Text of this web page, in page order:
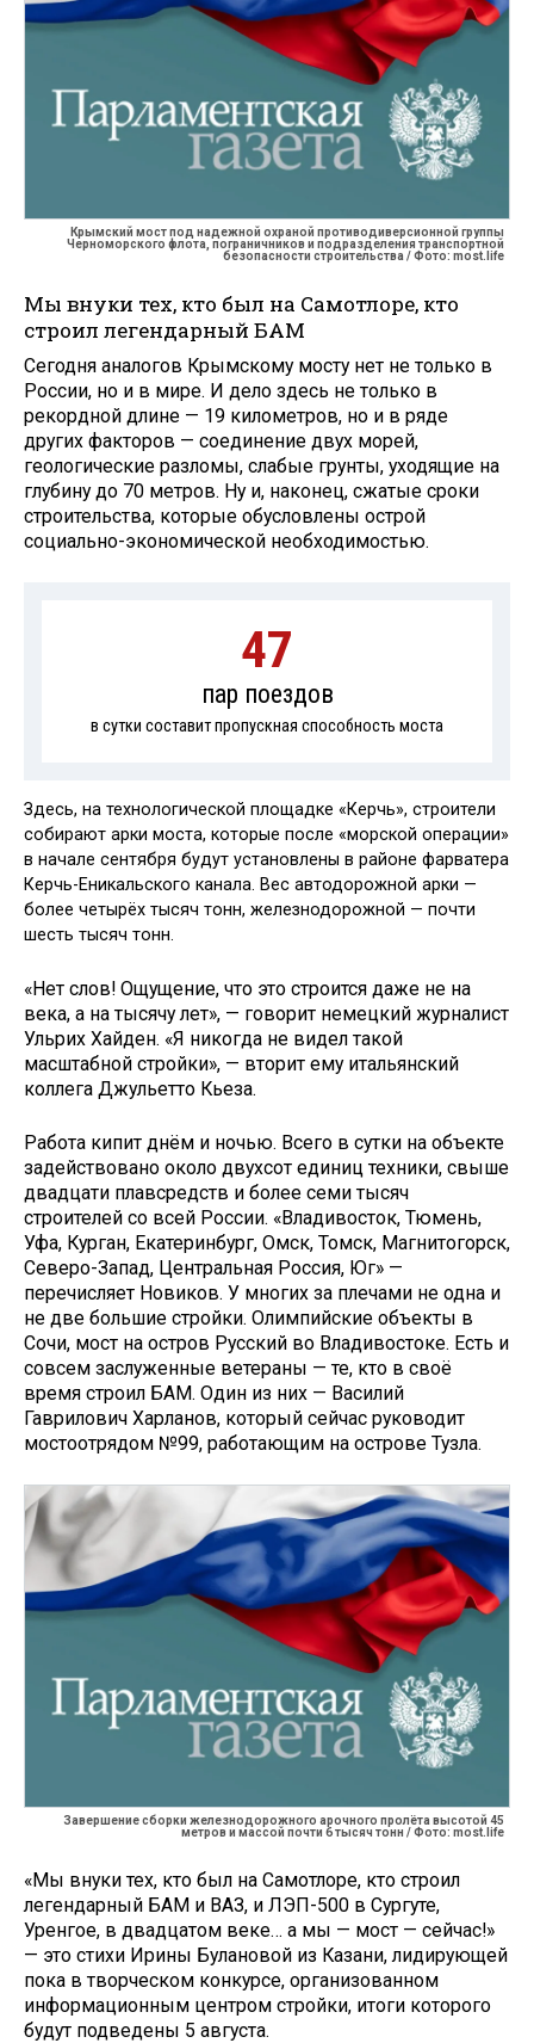
Крымский мост под надежной охраной противодиверсионной группы
Черноморского флота, пограничников и подразделения транспортной
безопасности строительства / Фото: most.life
Мы внуки тех, кто был на Самотлоре, кто
строил легендарный БАМ
Сегодня аналогов Крымскому мосту нет не только в
России, но и в мире. И дело здесь не только в
рекордной длине — 19 километров, но и в ряде
других факторов — соединение двух морей,
геологические разломы, слабые грунты, уходящие на
глубину до 70 метров. Ну и, наконец, сжатые сроки
строительства, которые обусловлены острой
социально-экономической необходимостью.
47
пар поездов
в сутки составит пропускная способность моста
Здесь, на технологической площадке «Керчь», строители
собирают арки моста, которые после «морской операции»
в начале сентября будут установлены в районе фарватера
Керчь-Еникальского канала. Вес автодорожной арки —
более четырёх тысяч тонн, железнодорожной — почти
шесть тысяч тонн.
«Нет слов! Ощущение, что это строится даже не на
века, а на тысячу лет», — говорит немецкий журналист
Ульрих Хайден. «Я никогда не видел такой
масштабной стройки», — вторит ему итальянский
коллега Джульетто Кьеза.
Работа кипит днём и ночью. Всего в сутки на объекте
задействовано около двухсот единиц техники, свыше
двадцати плавсредств и более семи тысяч
строителей со всей России. «Владивосток, Тюмень,
Уфа, Курган, Екатеринбург, Омск, Томск, Магнитогорск,
Северо-Запад, Центральная Россия, Юг» —
перечисляет Новиков. У многих за плечами не одна и
не две большие стройки. Олимпийские объекты в
Сочи, мост на остров Русский во Владивостоке. Есть и
совсем заслуженные ветераны — те, кто в своё
время строил БАМ. Один из них — Василий
Гаврилович Харланов, который сейчас руководит
мостоотрядом №99, работающим на острове Тузла.
Завершение сборки железнодорожного арочного пролёта высотой 45
метров и массой почти 6 тысяч тонн / Фото: most.life
«Мы внуки тех, кто был на Самотлоре, кто строил
легендарный БАМ и ВАЗ, и ЛЭП-500 в Сургуте,
Уренгое, в двадцатом веке… а мы — мост — сейчас!»
— это стихи Ирины Булановой из Казани, лидирующей
пока в творческом конкурсе, организованном
информационным центром стройки, итоги которого
будут подведены 5 августа.